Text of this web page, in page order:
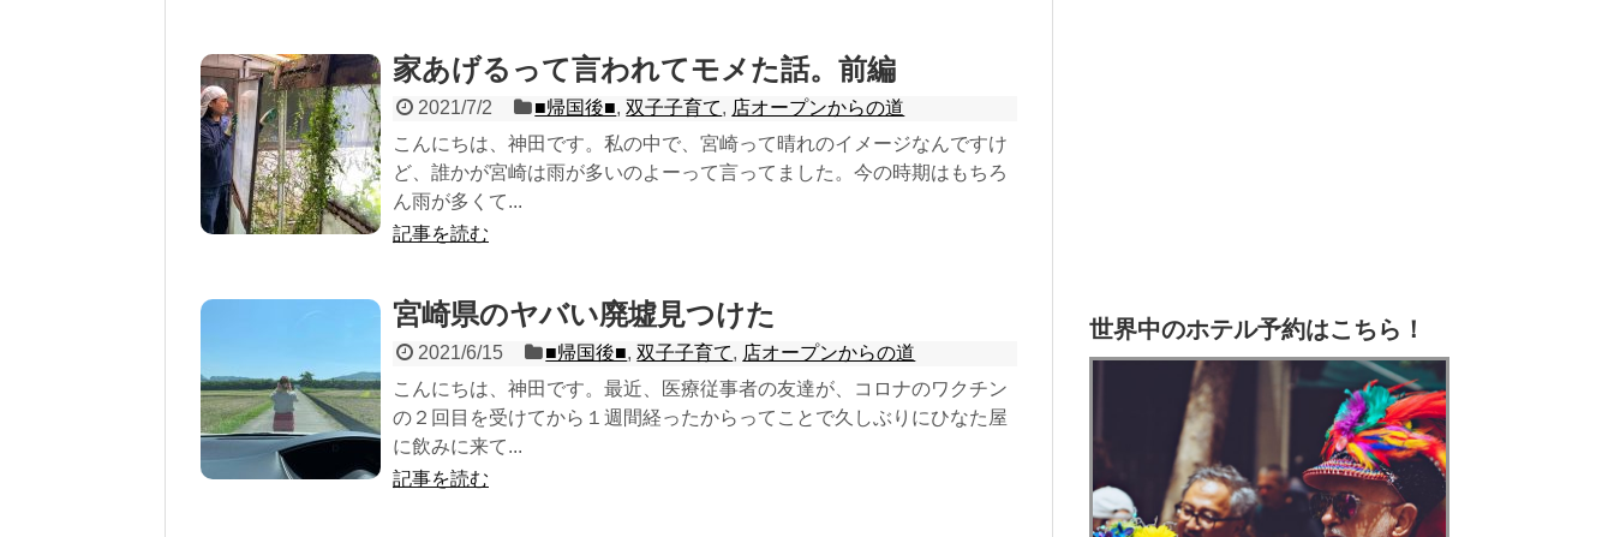
家あげるって言われてモメた話。前編
2021/7/2 ■帰国後■,双子子育て, 店オープンからの道
こんにちは、神田です。私の中で、宮崎って晴れのイメージなんですけ
ど、誰かが宮崎は雨が多いのよーって言ってました。今の時期はもちろ
ん雨が多くて...
記事を読む
宮崎県のヤバい廃墟見つけた
2021/6/15 ■帰国後■,双子子育て, 店オープンからの道
こんにちは、神田です。最近、医療従事者の友達が、コロナのワクチン
の２回目を受けてから１週間経ったからってことで久しぶりにひなた屋
に飲みに来て...
記事を読む
世界中のホテル予約はこちら！